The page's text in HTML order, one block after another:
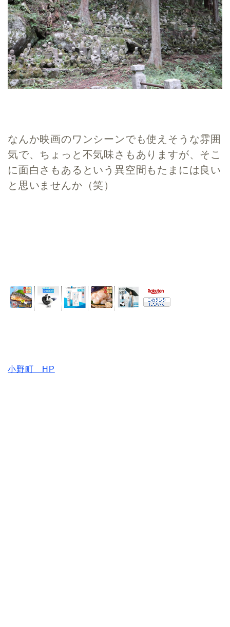
なんか映画のワンシーンでも使えそうな雰囲
気で、ちょっと不気味さもありますが、そこ
に面白さもあるという異空間もたまには良い
と思いませんか（笑）
小野町 HP